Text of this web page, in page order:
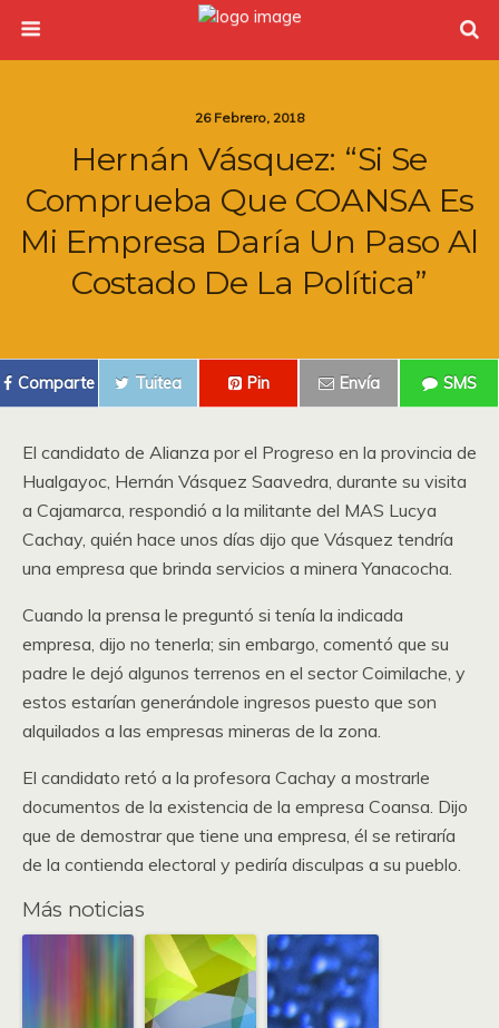
26 Febrero, 2018
Hernán Vásquez: “Si Se
Comprueba Que COANSA Es
Mi Empresa Daría Un Paso Al
Costado De La Política”
Comparte Tuitea Pin Envía SMS
El candidato de Alianza por el Progreso en la provincia de
Hualgayoc, Hernán Vásquez Saavedra, durante su visita
a Cajamarca, respondió a la militante del MAS Lucya
Cachay, quién hace unos días dijo que Vásquez tendría
una empresa que brinda servicios a minera Yanacocha.
Cuando la prensa le preguntó si tenía la indicada
empresa, dijo no tenerla; sin embargo, comentó que su
padre le dejó algunos terrenos en el sector Coimilache, y
estos estarían generándole ingresos puesto que son
alquilados a las empresas mineras de la zona.
El candidato retó a la profesora Cachay a mostrarle
documentos de la existencia de la empresa Coansa. Dijo
que de demostrar que tiene una empresa, él se retiraría
de la contienda electoral y pediría disculpas a su pueblo.
Más noticias